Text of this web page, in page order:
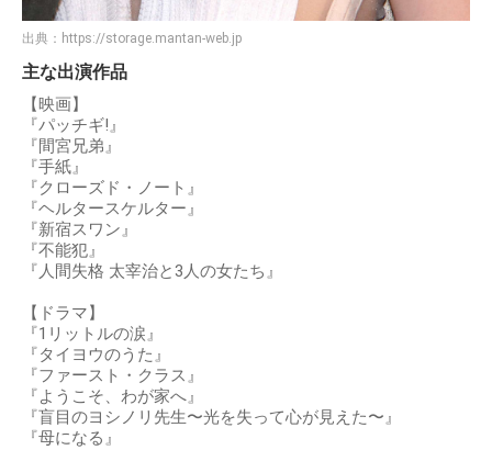
出典： https://storage.mantan-web.jp
主な出演作品
【映画】
『パッチギ!』
『間宮兄弟』
『手紙』
『クローズド・ノート』
『ヘルタースケルター』
『新宿スワン』
『不能犯』
『人間失格 太宰治と3人の女たち』
【ドラマ】
『1リットルの涙』
『タイヨウのうた』
『ファースト・クラス』
『ようこそ、わが家へ』
『盲目のヨシノリ先生〜光を失って心が見えた〜』
『母になる』